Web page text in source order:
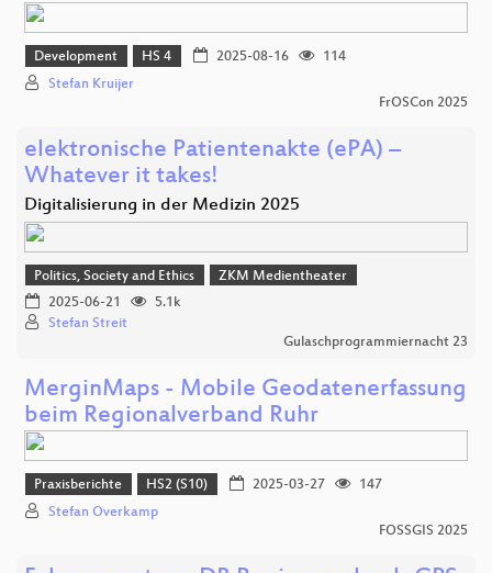
Development HS 4 2025-08-16
114
Stefan Kruijer
FrOSCon 2025
elektronische Patientenakte (ePA) –
Whatever it takes!
Digitalisierung in der Medizin 2025
Politics, Society and Ethics
ZKM Medientheater
2025-06-21
5.1k
Stefan Streit
Gulaschprogrammiernacht 23
MerginMaps - Mobile Geodatenerfassung
beim Regionalverband Ruhr
Praxisberichte HS2 (S10) 2025-03-27
147
Stefan Overkamp
FOSSGIS 2025